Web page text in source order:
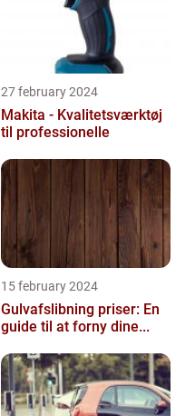
27 february 2024
Makita - Kvalitetsværktøj
til professionelle
15 february 2024
Gulvafslibning priser: En
guide til at forny dine...